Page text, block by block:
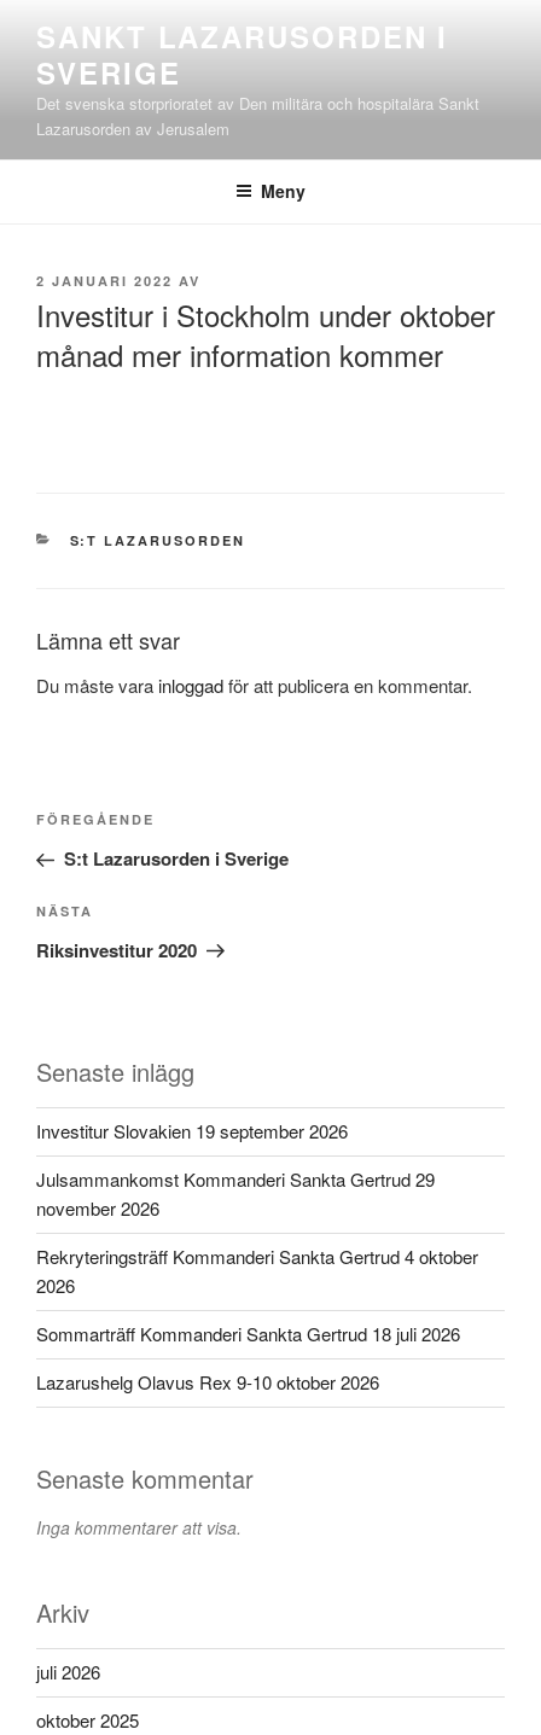
innehåll
SANKT LAZARUSORDEN I
SVERIGE
Det svenska storprioratet av Den militära och hospitalära Sankt
Lazarusorden av Jerusalem
Meny
PUBLICERAT
2 JANUARI 2022 AV
Investitur i Stockholm under oktober
månad mer information kommer
KATEGORIER
S:T LAZARUSORDEN
Lämna ett svar
Du måste varainloggadför att publicera en kommentar.
Inläggsnavigering
Föregående
inlägg
FÖREGÅENDE
S:t Lazarusorden i Sverige
Nästa
inlägg
NÄSTA
Riksinvestitur 2020
Senaste inlägg
Investitur Slovakien 19 september 2026
Julsammankomst Kommanderi Sankta Gertrud 29
november 2026
Rekryteringsträff Kommanderi Sankta Gertrud 4 oktober
2026
Sommarträff Kommanderi Sankta Gertrud 18 juli 2026
Lazarushelg Olavus Rex 9-10 oktober 2026
Senaste kommentar
Inga kommentarer att visa.
Arkiv
juli 2026
oktober 2025